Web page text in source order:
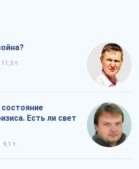
11,3 т.
состояние
Есть ли свет
9,1 т.